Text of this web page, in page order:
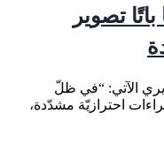
تصوير
الآتي: “في ظلّ
احترازيّة مشدّدة،